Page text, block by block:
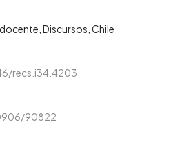
Discursos Chile
recs.i34.4203
90822